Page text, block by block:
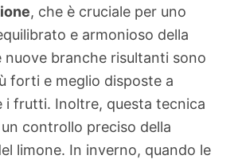
, che è cruciale per uno
e armonioso della
nuove branche risultanti sono
forti e meglio disposte a
i frutti. Inoltre, questa tecnica
controllo preciso della
limone. In inverno, quando le